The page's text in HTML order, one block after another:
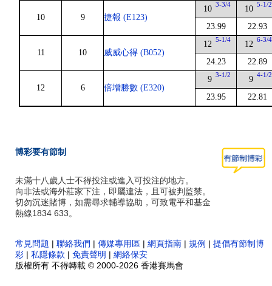
10 9 捷報 (E123)
10 3-3/4
23.99
10 5-1/2
22.93
11 10 威威心得 (B052)
12 5-1/4
24.23
12 6-3/4
22.89
12 6 倍增勝數 (E320)
9 3-1/2
23.95
9 4-1/2
22.81
博彩要有節制
未滿十八歲人士不得投注或進入可投注的地方。
向非法或海外莊家下注，即屬違法，且可被判監禁。
切勿沉迷賭博，如需尋求輔導協助，可致電平和基金
熱線1834 633。
常見問題 | 聯絡我們 | 傳媒專用區 | 網頁指南 | 規例 | 提倡有節制博
彩 | 私隱條款 | 免責聲明 | 網絡保安
版權所有 不得轉載 © 2000-2026 香港賽馬會